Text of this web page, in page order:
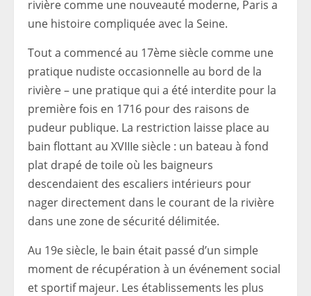
rivière comme une nouveauté moderne, Paris a
une histoire compliquée avec la Seine.
Tout a commencé au 17ème siècle comme une
pratique nudiste occasionnelle au bord de la
rivière – une pratique qui a été interdite pour la
première fois en 1716 pour des raisons de
pudeur publique. La restriction laisse place au
bain flottant au XVIIIe siècle : un bateau à fond
plat drapé de toile où les baigneurs
descendaient des escaliers intérieurs pour
nager directement dans le courant de la rivière
dans une zone de sécurité délimitée.
Au 19e siècle, le bain était passé d’un simple
moment de récupération à un événement social
et sportif majeur. Les établissements les plus